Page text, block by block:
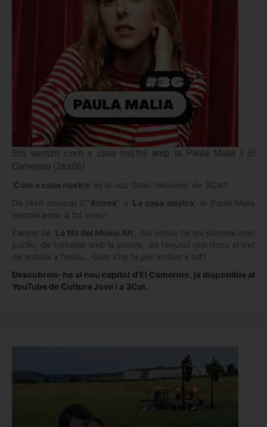
Ens sentim com a casa nostra amb la Paula Malia | El
Camerino (36x06)
'Com a casa nostra' és el nou 'Gran Hermano' de 3Cat?
De l'èxit musical d'" Ànima" a ‘La casa nostra’, la Paula Malia
sembla estar a tot arreu!
Parlem de 'La Nit del Músic Alt' , del retorn de les sitcoms amb
públic, de treballar amb la parella, de l'anunci que dona el tret
de sortida a l'estiu... Com s'ho fa per arribar a tot?
Descobreix-ho al nou capítol d'El Camerino, ja disponible al
YouTube de Cultura Jove i a 3Cat.